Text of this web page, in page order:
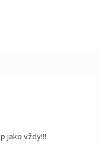
jako vždy!!!